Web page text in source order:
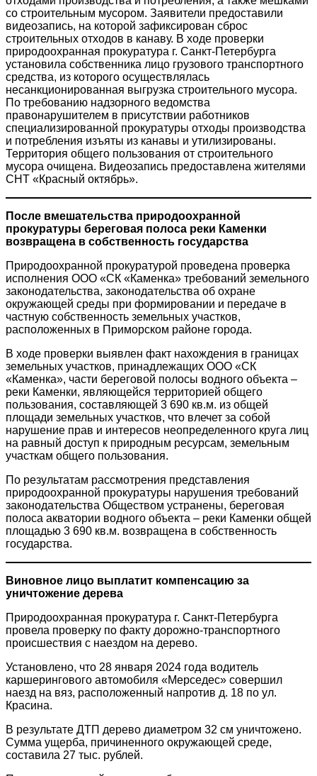
со строительным мусором. Заявители предоставили
видеозапись, на которой зафиксирован сброс
строительных отходов в канаву. В ходе проверки
природоохранная прокуратура г. Санкт-Петербурга
установила собственника лицо грузового транспортного
средства, из которого осуществлялась
несанкционированная выгрузка строительного мусора.
По требованию надзорного ведомства
правонарушителем в присутствии работников
специализированной прокуратуры отходы производства
и потребления изъяты из канавы и утилизированы.
Территория общего пользования от строительного
мусора очищена. Видеозапись предоставлена жителями
СНТ «Красный октябрь».
После вмешательства природоохранной
прокуратуры береговая полоса реки Каменки
возвращена в собственность государства
Природоохранной прокуратурой проведена проверка
исполнения ООО «СК «Каменка» требований земельного
законодательства, законодательства об охране
окружающей среды при формировании и передаче в
частную собственность земельных участков,
расположенных в Приморском районе города.
В ходе проверки выявлен факт нахождения в границах
земельных участков, принадлежащих ООО «СК
«Каменка», части береговой полосы водного объекта –
реки Каменки, являющейся территорией общего
пользования, составляющей 3 690 кв.м. из общей
площади земельных участков, что влечет за собой
нарушение прав и интересов неопределенного круга лиц
на равный доступ к природным ресурсам, земельным
участкам общего пользования.
По результатам рассмотрения представления
природоохранной прокуратуры нарушения требований
законодательства Обществом устранены, береговая
полоса акватории водного объекта – реки Каменки общей
площадью 3 690 кв.м. возвращена в собственность
государства.
Виновное лицо выплатит компенсацию за
уничтожение дерева
Природоохранная прокуратура г. Санкт-Петербурга
провела проверку по факту дорожно-транспортного
происшествия с наездом на дерево.
Установлено, что 28 января 2024 года водитель
каршерингового автомобиля «Мерседес» совершил
наезд на вяз, расположенный напротив д. 18 по ул.
Красина.
В результате ДТП дерево диаметром 32 см уничтожено.
Сумма ущерба, причиненного окружающей среде,
составила 27 тыс. рублей.